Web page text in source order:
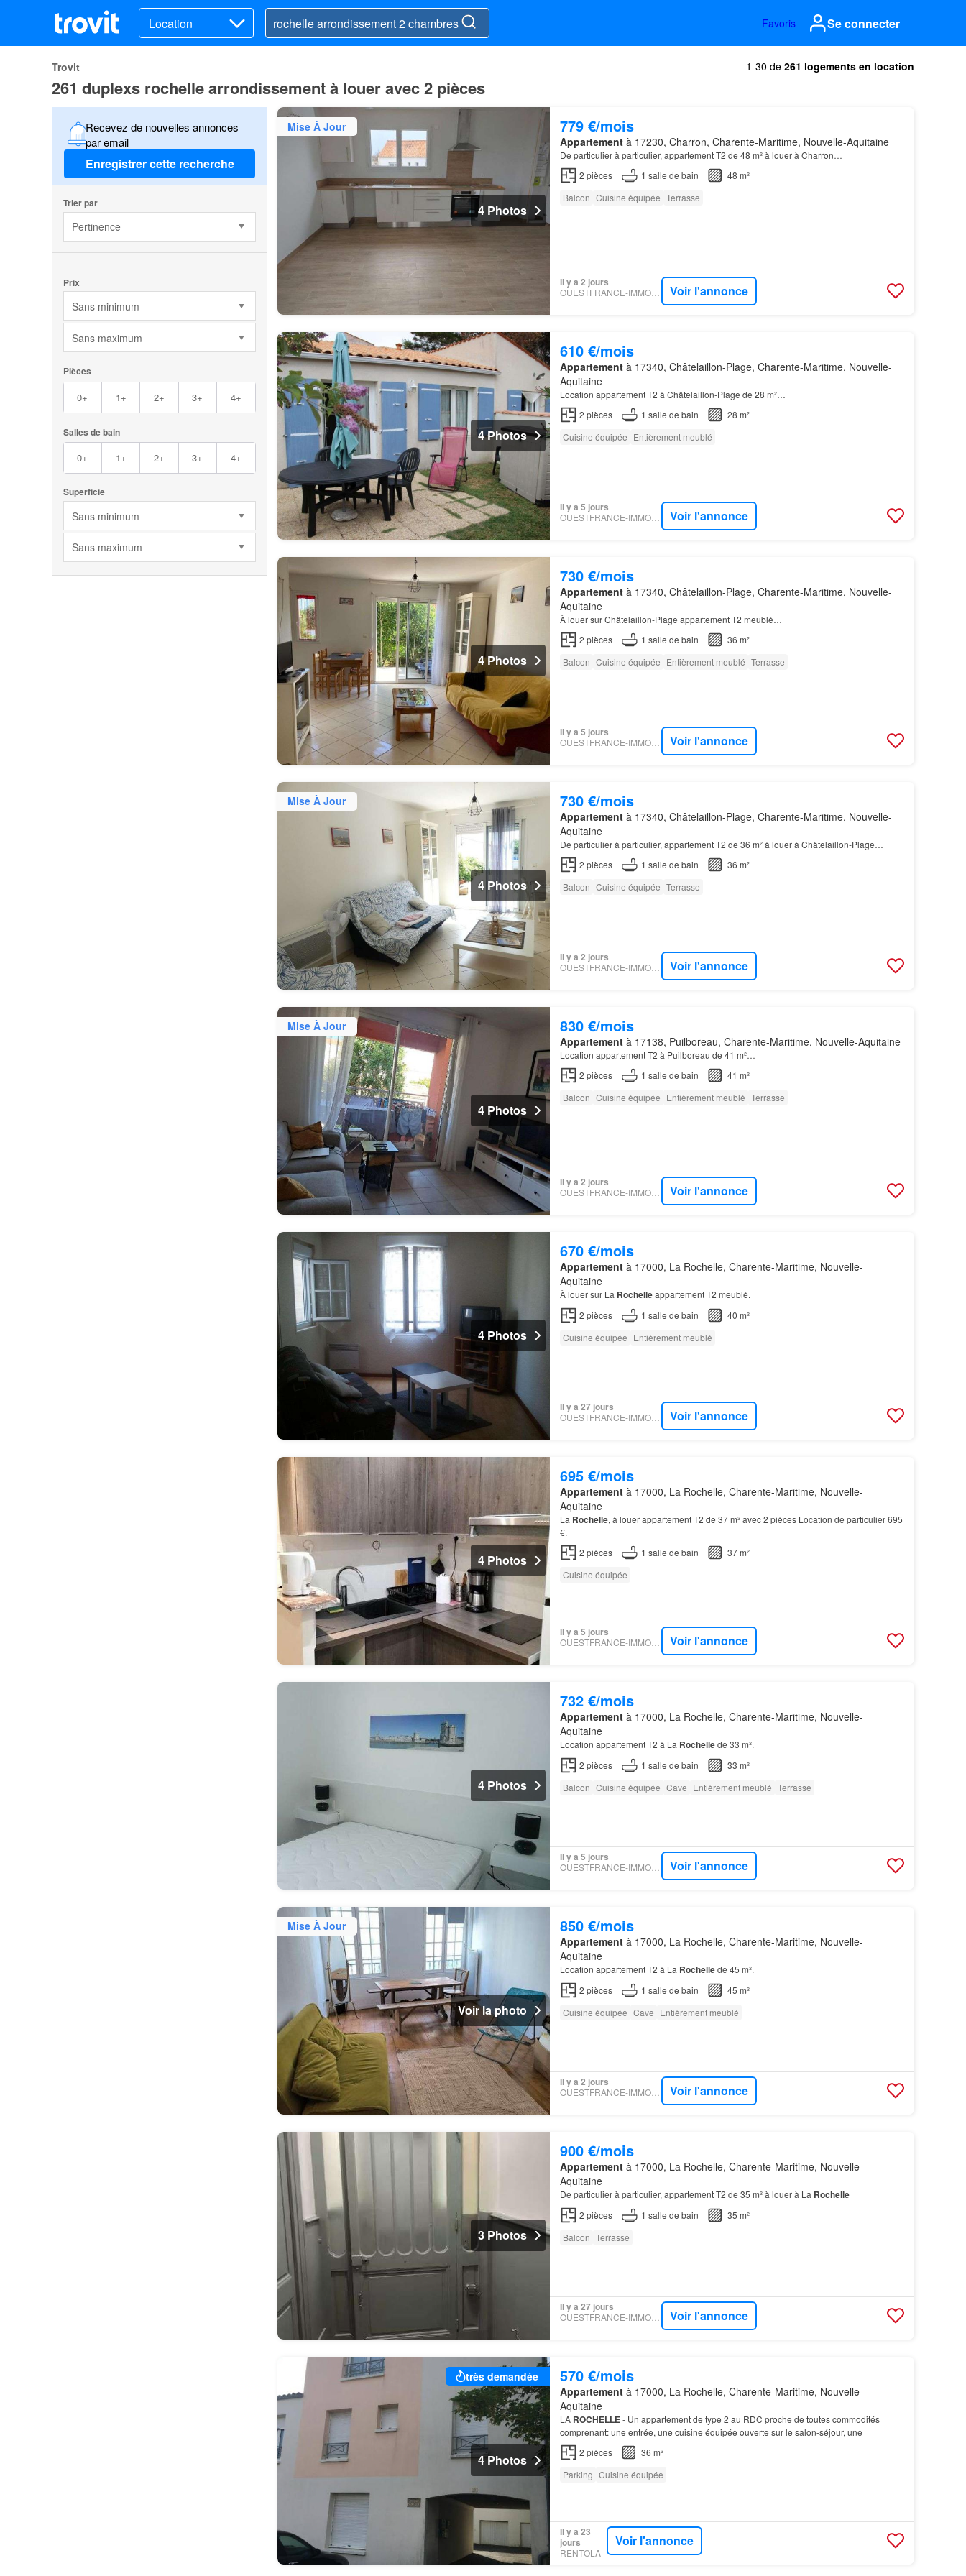
Location Favoris Se connecter
Trovit 1-30 de 261 logements en location
261 duplexs rochelle arrondissement à louer avec 2 pièces
Recevez de nouvelles annonces
par email
Enregistrer cette recherche
Trier par
Pertinence
Prix
Sans minimum
Sans maximum
Pièces
0+ 1+ 2+ 3+ 4+
Salles de bain
0+ 1+ 2+ 3+ 4+
Superficie
Sans minimum
Sans maximum
Mise À Jour
4 Photos
779 €/mois
Appartementà 17230, Charron, Charente-Maritime, Nouvelle-Aquitaine
De particulier à particulier, appartement T2 de 48 m² à louer à Charron…
2 pièces 1 salle de bain
48 m²
Balcon Cuisine équipée Terrasse
Il y a 2 jours
OUESTFRANCE-IMMO - GOBOCOM Voir l'annonce
4 Photos
610 €/mois
Appartementà 17340, Châtelaillon-Plage, Charente-Maritime, Nouvelle-
Aquitaine
Location appartement T2 à Châtelaillon-Plage de 28 m²…
2 pièces 1 salle de bain
28 m²
Cuisine équipée Entièrement meublé
Il y a 5 jours
OUESTFRANCE-IMMO - GOBOCOM Voir l'annonce
4 Photos
730 €/mois
Appartementà 17340, Châtelaillon-Plage, Charente-Maritime, Nouvelle-
Aquitaine
À louer sur Châtelaillon-Plage appartement T2 meublé…
2 pièces 1 salle de bain
36 m²
Balcon Cuisine équipée Entièrement meublé Terrasse
Il y a 5 jours
OUESTFRANCE-IMMO - GOBOCOM Voir l'annonce
Mise À Jour
4 Photos
730 €/mois
Appartementà 17340, Châtelaillon-Plage, Charente-Maritime, Nouvelle-
Aquitaine
De particulier à particulier, appartement T2 de 36 m² à louer à Châtelaillon-Plage…
2 pièces 1 salle de bain
36 m²
Balcon Cuisine équipée Terrasse
Il y a 2 jours
OUESTFRANCE-IMMO - GOBOCOM Voir l'annonce
Mise À Jour
4 Photos
830 €/mois
Appartementà 17138, Puilboreau, Charente-Maritime, Nouvelle-Aquitaine
Location appartement T2 à Puilboreau de 41 m²…
2 pièces 1 salle de bain
41 m²
Balcon Cuisine équipée Entièrement meublé Terrasse
Il y a 2 jours
OUESTFRANCE-IMMO - GOBOCOM Voir l'annonce
4 Photos
670 €/mois
Appartementà 17000, La Rochelle, Charente-Maritime, Nouvelle-
Aquitaine
À louer sur La Rochelleappartement T2 meublé.
2 pièces 1 salle de bain
40 m²
Cuisine équipée Entièrement meublé
Il y a 27 jours
OUESTFRANCE-IMMO - GOBOCOM Voir l'annonce
4 Photos
695 €/mois
Appartementà 17000, La Rochelle, Charente-Maritime, Nouvelle-
Aquitaine
La Rochelle, à louer appartement T2 de 37 m² avec 2 pièces Location de particulier 695
€.
2 pièces 1 salle de bain
37 m²
Cuisine équipée
Il y a 5 jours
OUESTFRANCE-IMMO - GOBOCOM Voir l'annonce
4 Photos
732 €/mois
Appartementà 17000, La Rochelle, Charente-Maritime, Nouvelle-
Aquitaine
Location appartement T2 à La Rochellede 33 m².
2 pièces 1 salle de bain
33 m²
Balcon Cuisine équipée Cave Entièrement meublé Terrasse
Il y a 5 jours
OUESTFRANCE-IMMO - GOBOCOM Voir l'annonce
Mise À Jour
Voir la photo
850 €/mois
Appartementà 17000, La Rochelle, Charente-Maritime, Nouvelle-
Aquitaine
Location appartement T2 à La Rochellede 45 m².
2 pièces 1 salle de bain
45 m²
Cuisine équipée Cave Entièrement meublé
Il y a 2 jours
OUESTFRANCE-IMMO - GOBOCOM Voir l'annonce
3 Photos
900 €/mois
Appartementà 17000, La Rochelle, Charente-Maritime, Nouvelle-
Aquitaine
De particulier à particulier, appartement T2 de 35 m² à louer à La Rochelle
2 pièces 1 salle de bain
35 m²
Balcon Terrasse
Il y a 27 jours
OUESTFRANCE-IMMO - GOBOCOM Voir l'annonce
très demandée
4 Photos
570 €/mois
Appartementà 17000, La Rochelle, Charente-Maritime, Nouvelle-
Aquitaine
LA ROCHELLE- Un appartement de type 2 au RDC proche de toutes commodités
comprenant: une entrée, une cuisine équipée ouverte sur le salon-séjour, une
2 pièces
36 m²
Parking Cuisine équipée
Il y a 23
jours
RENTOLA
Voir l'annonce